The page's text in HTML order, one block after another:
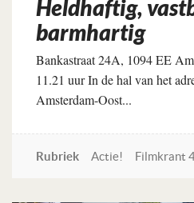
Heldhaftig,
barmhartig
Bankastraat 24A, 1094 EE
11.21 uur In de hal van het
Amsterdam-Oost...
Rubriek Actie! Filmkrant